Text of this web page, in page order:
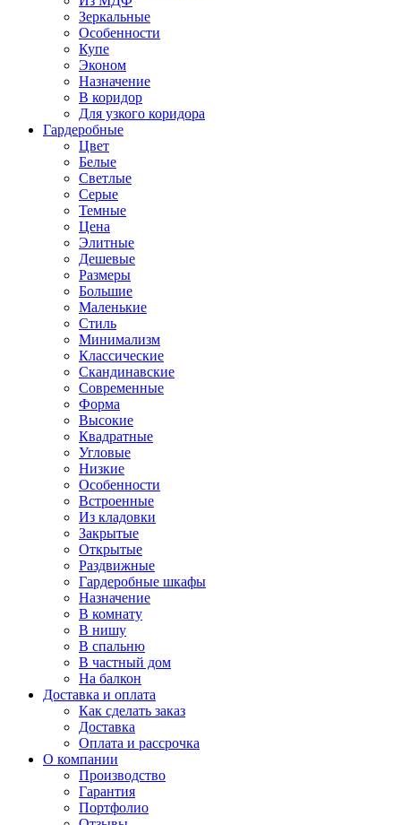
Зеркальные
Особенности
Купе
Эконом
Назначение
В коридор
Для узкого коридора
Гардеробные
Цвет
Белые
Светлые
Серые
Темные
Цена
Элитные
Дешевые
Размеры
Большие
Маленькие
Стиль
Минимализм
Классические
Скандинавские
Современные
Форма
Высокие
Квадратные
Угловые
Низкие
Особенности
Встроенные
Из кладовки
Закрытые
Открытые
Раздвижные
Гардеробные шкафы
Назначение
В комнату
В нишу
В спальню
В частный дом
На балкон
Доставка и оплата
Как сделать заказ
Доставка
Оплата и рассрочка
О компании
Производство
Гарантия
Портфолио